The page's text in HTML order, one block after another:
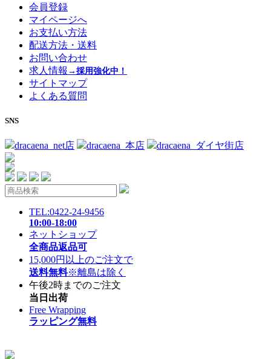
会員登録
マイページへ
お支払い方法
配送方法・送料
お問い合わせ
求人情報 →採用強化中！
サイトマップ
よくある質問
SNS
dracaena_net店 dracaena_本店 dracaena_ダイヤ街店
TEL:0422-24-9456
10:00-18:00
ネットショップ
全商品返品可
15,000円以上のご注文で
送料無料※離島は除く
午後2時までのご注文
当日出荷
Free Wrapping
ラッピング無料